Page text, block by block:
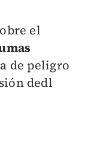
el
de peligro
dedl